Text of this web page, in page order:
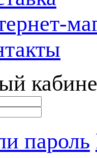
пароль